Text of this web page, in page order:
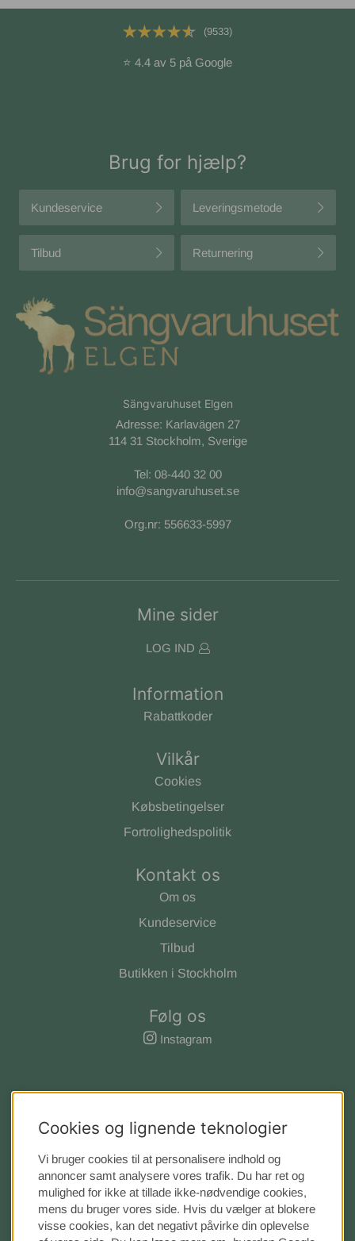
(9533)
⭐ 4.4 av 5 på Google
Brug for hjælp?
Kundeservice Leveringsmetode
Tilbud Returnering
Sängvaruhuset Elgen
Adresse: Karlavägen 27
114 31 Stockholm, Sverige
Tel: 08-440 32 00
info@sangvaruhuset.se
Org.nr: 556633-5997
Mine sider
LOG IND
Information
Rabattkoder
Vilkår
Cookies
Købsbetingelser
Fortrolighedspolitik
Kontakt os
Om os
Kundeservice
Tilbud
Butikken i Stockholm
Følg os
Instagram
Cookies og lignende teknologier
Vi bruger cookies til at personalisere indhold og
annoncer samt analysere vores trafik. Du har ret og
mulighed for ikke at tillade ikke-nødvendige cookies,
mens du bruger vores side. Hvis du vælger at blokere
visse cookies, kan det negativt påvirke din oplevelse